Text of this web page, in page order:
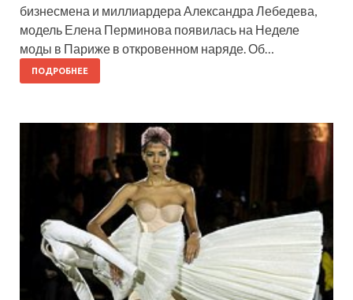
бизнесмена и миллиардера Александра Лебедева,
модель Елена Перминова появилась на Неделе
моды в Париже в откровенном наряде. Об…
ПОДРОБНЕЕ